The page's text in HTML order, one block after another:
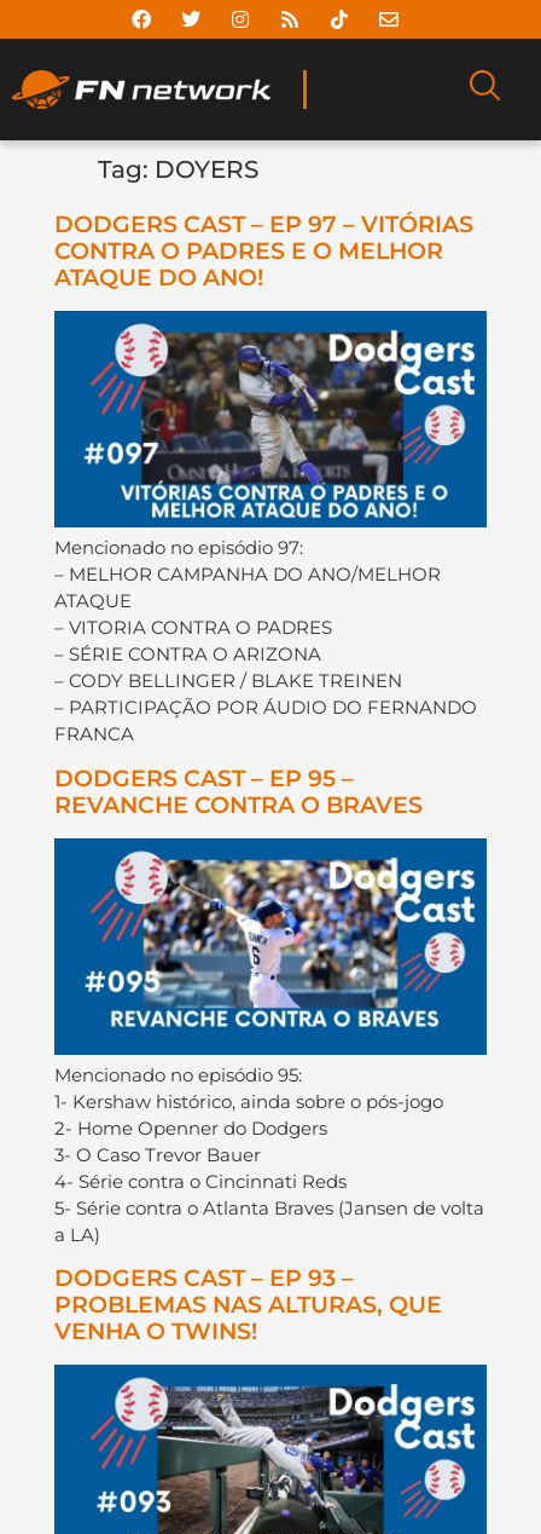
Tag: DOYERS
DODGERS CAST – EP 97 – VITÓRIAS
CONTRA O PADRES E O MELHOR
ATAQUE DO ANO!
Mencionado no episódio 97:
– MELHOR CAMPANHA DO ANO/MELHOR
ATAQUE
– VITORIA CONTRA O PADRES
– SÉRIE CONTRA O ARIZONA
– CODY BELLINGER / BLAKE TREINEN
– PARTICIPAÇÃO POR ÁUDIO DO FERNANDO
FRANCA
DODGERS CAST – EP 95 –
REVANCHE CONTRA O BRAVES
Mencionado no episódio 95:
1- Kershaw histórico, ainda sobre o pós-jogo
2- Home Openner do Dodgers
3- O Caso Trevor Bauer
4- Série contra o Cincinnati Reds
5- Série contra o Atlanta Braves (Jansen de volta
a LA)
DODGERS CAST – EP 93 –
PROBLEMAS NAS ALTURAS, QUE
VENHA O TWINS!